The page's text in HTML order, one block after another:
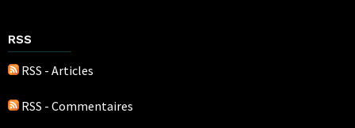
RSS
RSS - Articles
RSS - Commentaires